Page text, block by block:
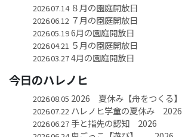
2026.07.14８月の園庭開放日
2026.06.12 ７月の園庭開放日
2026.05.196月の園庭開放日
2026.04.21 ５月の園庭開放日
2026.03.274月の園庭開放日
今日のハレノヒ
2026.08.05 2026 夏休み【舟をつくる】
2026.07.22 ハレノヒ学童の夏休み 2026
2026.06.27手と指先の認知 2026